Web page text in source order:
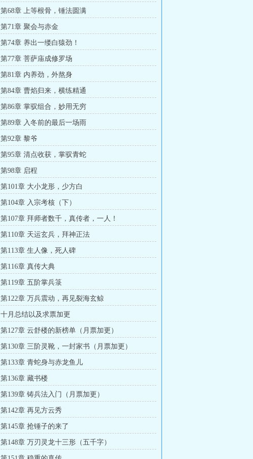
第68章 上等根骨，锤法圆满
第71章 聚会与赤金
第74章 养出一缕白猿劲！
第77章 菩萨庙成修罗场
第81章 内养劲，外熬身
第84章 曹焰归来，横练精通
第86章 掌驭组合，妙用无穷
第89章 入冬前的最后一场雨
第92章 黎爷
第95章 清点收获，掌驭青蛇
第98章 启程
第101章 大小龙形，少方白
第104章 入宗考核（下）
第107章 拜师者数千，真传者，一人！
第110章 天运玄兵，拜神正法
第113章 生人像，死人碑
第116章 真传大典
第119章 五阶掌兵箓
第122章 万兵震动，再见裂海玄鲸
十月总结以及求票加更
第127章 云舒楼的新榜单（月票加更）
第130章 三阶灵靴，一封家书（月票加更）
第133章 青蛇身与赤龙鱼儿
第136章 藏书楼
第139章 铸兵法入门（月票加更）
第142章 再见方云秀
第145章 抢锤子的来了
第148章 万刃灵龙十三形（五千字）